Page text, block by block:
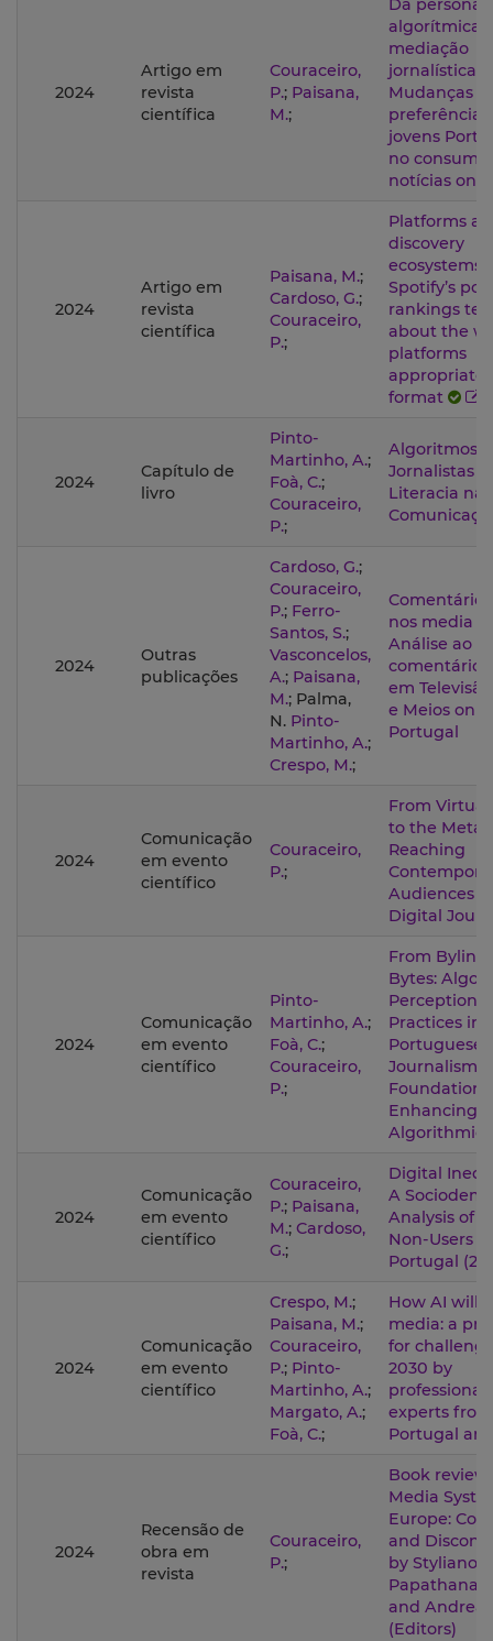
2024
Artigo em
revista
científica
Couraceiro,
P.; Paisana,
M.;
Da
algorítmica
mediação
jornalística:
Mudanças
preferências
jovens
no consumo
notícias
2024
Artigo em
revista
científica
Paisana, M.;
Cardoso, G.;
Couraceiro,
P.;
Platforms
discovery
ecosystems:
Spotify’s
rankings tell
about the
platforms
appropriate
format
2024
Capítulo de
livro
Pinto-
Martinho, A.;
Foà, C.;
Couraceiro,
P.;
Algoritmos,
Jornalistas e
Literacia na
2024
Outras
publicações
Cardoso, G.;
Couraceiro,
P.; Ferro-
Santos, S.;
Vasconcelos,
A.; Paisana,
M.; Palma,
N. Pinto-
Martinho, A.;
Crespo, M.;
Comentário
nos media
Análise ao
comentário
em
e Meios
Portugal
2024
Comunicação
em evento
científico
Couraceiro,
P.;
From Virtual
to the
Reaching
Audiences
Digital
2024
Comunicação
em evento
científico
Pinto-
Martinho, A.;
Foà, C.;
Couraceiro,
P.;
From
Bytes:
Perceptions
Practices in
Portuguese
Journalism
Foundation
Enhancing
Algorithmic
2024
Comunicação
em evento
científico
Couraceiro,
P.; Paisana,
M.; Cardoso,
G.;
Digital
A
Analysis of
Non-Users in
Portugal
2024
Comunicação
em evento
científico
Crespo, M.;
Paisana, M.;
Couraceiro,
P.; Pinto-
Martinho, A.;
Margato, A.;
Foà, C.;
How AI will
media: a
for
2030 by
experts from
Portugal
2024
Recensão de
obra em
revista
Couraceiro,
P.;
Book
Media
Europe:
and
by Stylianos
and Andrea
(Editors)